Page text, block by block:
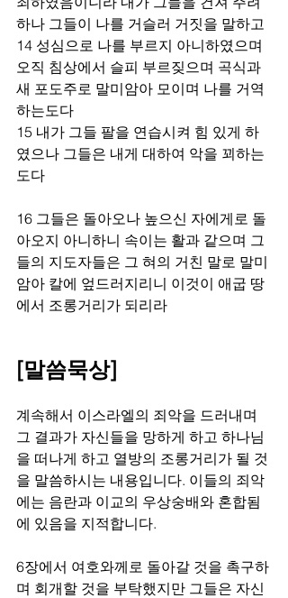
하나 그들이 나를 거슬러 거짓을 말하고
14 성심으로 나를 부르지 아니하였으며
오직 침상에서 슬피 부르짖으며 곡식과
새 포도주로 말미암아 모이며 나를 거역
하는도다
15 내가 그들 팔을 연습시켜 힘 있게 하
였으나 그들은 내게 대하여 악을 꾀하는
도다
16 그들은 돌아오나 높으신 자에게로 돌
아오지 아니하니 속이는 활과 같으며 그
들의 지도자들은 그 혀의 거친 말로 말미
암아 칼에 엎드러지리니 이것이 애굽 땅
에서 조롱거리가 되리라
[말씀묵상]
계속해서 이스라엘의 죄악을 드러내며
그 결과가 자신들을 망하게 하고 하나님
을 떠나게 하고 열방의 조롱거리가 될 것
을 말씀하시는 내용입니다. 이들의 죄악
에는 음란과 이교의 우상숭배와 혼합됨
에 있음을 지적합니다.
6장에서 여호와께로 돌아갈 것을 촉구하
며 회개할 것을 부탁했지만 그들은 자신